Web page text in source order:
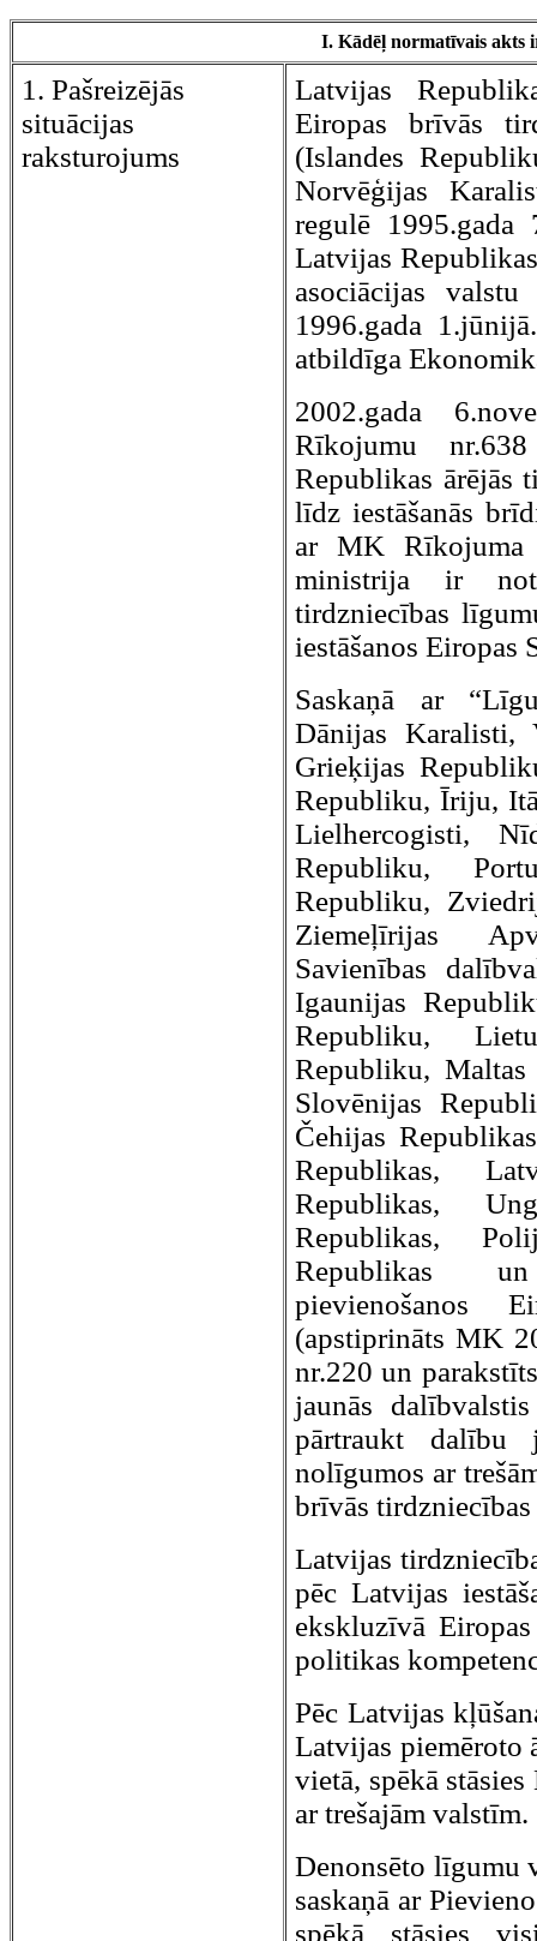
I. Kādēļ normatīvais akts
1. Pašreizējās
situācijas
raksturojums
Latvijas
Eiropas brīvās
(Islandes
Norvēģijas
regulē 1995.gada
Latvijas
asociācijas
1996.gada
atbildīga
2002.gada
Rīkojumu
Republikas ārējās
līdz iestāšanās
ar MK Rīkojuma
ministrija ir
tirdzniecības
iestāšanos Eiropas
Saskaņā ar
Dānijas Karalisti,
Grieķijas
Republiku, Īriju,
Lielhercogisti,
Republiku,
Republiku,
Ziemeļīrijas
Savienības
Igaunijas
Republiku,
Republiku,
Slovēnijas
Čehijas
Republikas,
Republikas,
Republikas,
Republikas
pievienošanos
(apstiprināts MK
nr.220 un
jaunās
pārtraukt dalību
nolīgumos ar
brīvās
Latvijas
pēc Latvijas
ekskluzīvā
politikas
Pēc Latvijas
Latvijas piemēroto
vietā, spēkā
ar trešajām valstīm.
Denonsēto līgumu
saskaņā ar
spēkā stāsies